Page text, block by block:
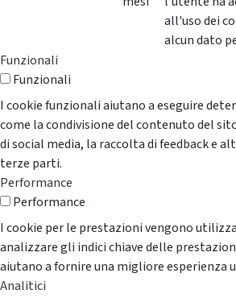
all'uso dei
alcun dato
Funzionali
Funzionali
I cookie funzionali aiutano a eseguire
come la condivisione del contenuto del
di social media, la raccolta di feedback e
terze parti.
Performance
Performance
I cookie per le prestazioni vengono
analizzare gli indici chiave delle
aiutano a fornire una migliore esperienza
Analitici